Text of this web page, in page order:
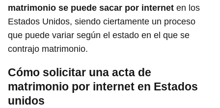
matrimonio se puede sacar por internet en los
Estados Unidos, siendo ciertamente un proceso
que puede variar según el estado en el que se
contrajo matrimonio.
Cómo solicitar una acta de
matrimonio por internet en Estados
unidos